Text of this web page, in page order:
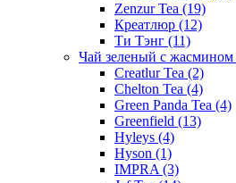
Zenzur Tea (19)
Креатлюр (12)
Ти Тэнг (11)
Чай зеленый с жасмином
Creatlur Tea (2)
Chelton Tea (4)
Green Panda Tea (4)
Greenfield (13)
Hyleys (4)
Hyson (1)
IMPRA (3)